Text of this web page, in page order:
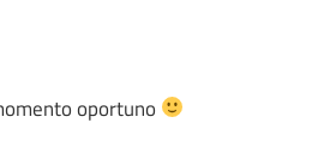
oportuno